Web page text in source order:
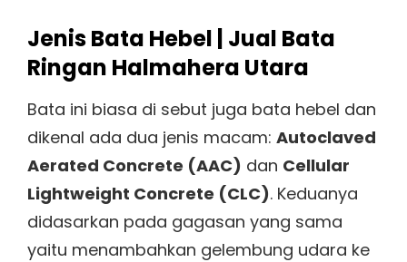
Jenis Bata Hebel | Jual Bata
Ringan Halmahera Utara
Bata ini biasa di sebut juga bata hebel dan
dikenal ada dua jenis macam: Autoclaved
Aerated Concrete (AAC) dan Cellular
Lightweight Concrete (CLC). Keduanya
didasarkan pada gagasan yang sama
yaitu menambahkan gelembung udara ke